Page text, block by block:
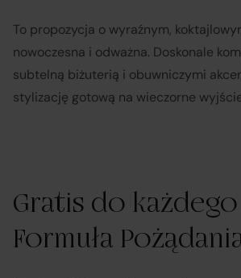
To propozycja o wyraźnym,
nowoczesna i odważna. Doskonale
subtelną biżuterią i obuwniczymi
stylizację gotową na wieczorne
Gratis do
Formuła